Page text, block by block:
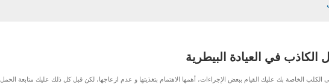
في العيادة البيطرية
الخاصة بك عليك القيام ببعض الإجراءات، أهمها الاهتمام بتغذيتها و عدم ازعاجها، لكن قبل كل ذلك عليك متابعة الحمل